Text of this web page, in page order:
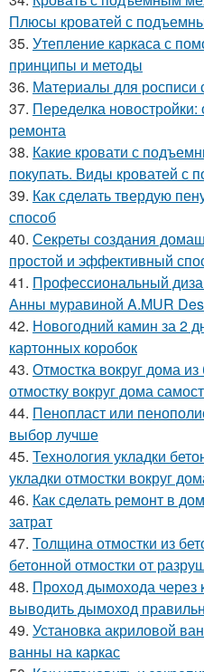
Плюсы кроватей с
35. Утепление каркаса с
принципы и методы
36. Материалы для росписи
37. Переделка
ремонта
38. Какие кровати с
покупать. Виды кроватей
39. Как сделать твердую
способ
40. Секреты создания
простой и эффективный
41. Профессиональный
Анны муравиной A.MUR
42. Новогодний камин за 2
картонных коробок
43. Отмостка вокруг дома из
отмостку вокруг дома
44. Пенопласт или
выбор лучше
45. Технология укладки
укладки отмостки вокруг
46. Как сделать ремонт в
затрат
47. Толщина отмостки из
бетонной отмостки от
48. Проход дымохода
выводить дымоход
49. Установка акриловой
ванны на каркас